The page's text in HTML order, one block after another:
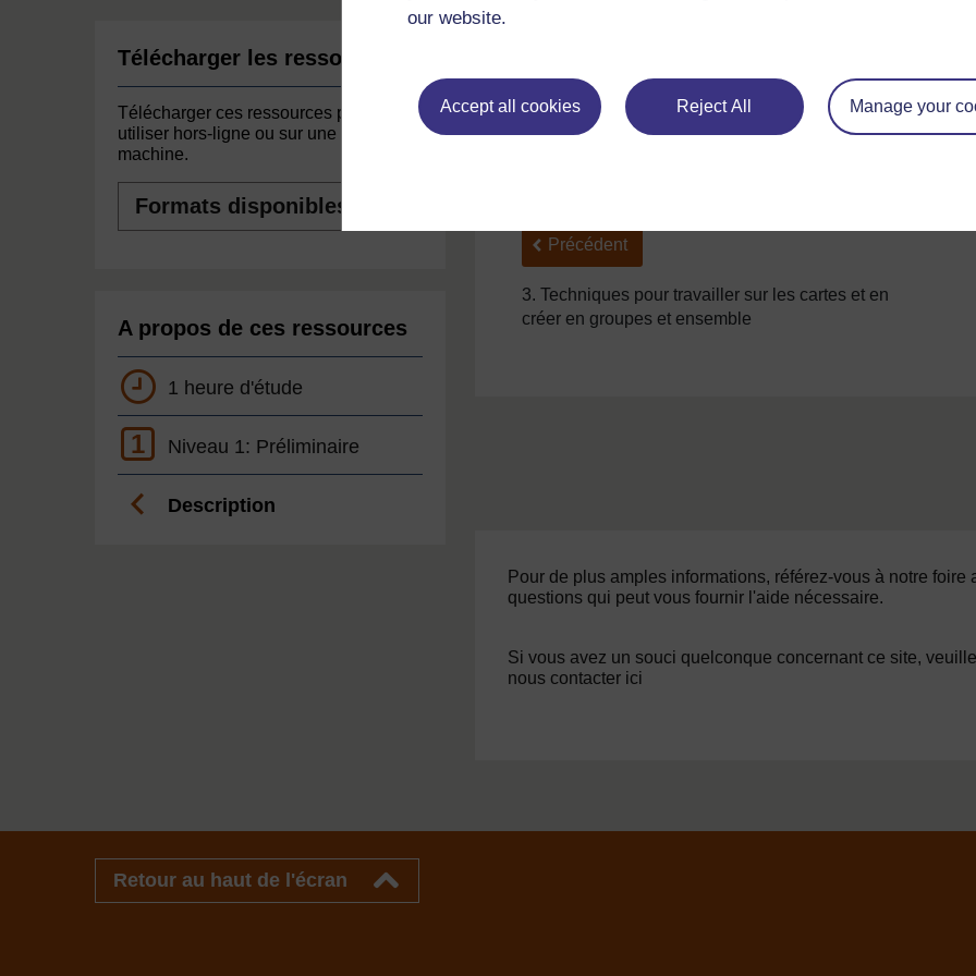
our website.
Accept all cookies Reject All Manage your
Télécharger les ressources
Télécharger ces ressources pour les
utiliser hors-ligne ou sur une autre
machine.
disponibles
A propos de ces ressources
1 heure d'étude
1 Niveau 1: Préliminaire
Description
Églises Arbre:
Arbre: Palmier Arbre:
Précédent
Précédent
3. Techniques pour travailler sur les cartes et en
créer en groupes et ensemble
Pour de plus amples informations, référez-vous à notre foire
questions qui peut vous fournir l'aide nécessaire.
Si vous avez un souci quelconque concernant ce site,
nous contacter ici
Retour au haut de l'écran